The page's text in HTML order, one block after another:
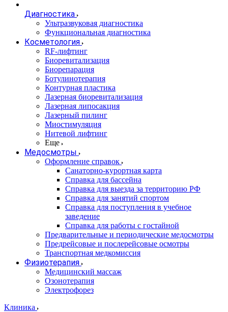
Диагностика
Ультразвуковая диагностика
Функциональная диагностика
Косметология
RF-лифтинг
Биоревитализация
Биорепарация
Ботулинотерапия
Контурная пластика
Лазерная биоревитализация
Лазерная липосакция
Лазерный пилинг
Миостимуляция
Нитевой лифтинг
Еще
Медосмотры
Оформление справок
Санаторно-курортная карта
Справка для бассейна
Справка для выезда за территорию РФ
Справка для занятий спортом
Справка для поступления в учебное
заведение
Справка для работы с гостайной
Предварительные и периодические медосмотры
Предрейсовые и послерейсовые осмотры
Транспортная медкомиссия
Физиотерапия
Медицинский массаж
Озонотерапия
Электрофорез
Клиника